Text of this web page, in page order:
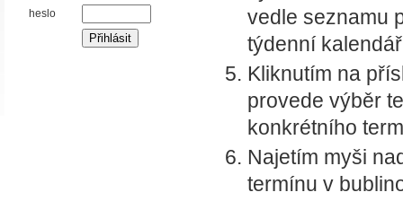
heslo
vedle seznamu
týdenní
Kliknutím na
provede výběr
konkrétního
Najetím myši
termínu v